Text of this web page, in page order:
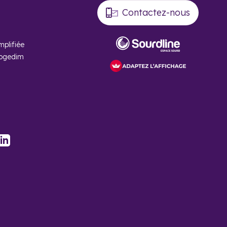
correspond à
Contactez-nous
LinkedIn